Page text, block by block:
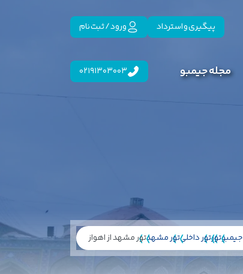
پیگیری و استرداد ورود / ثبت نام
مجله جیمبو 02191303003
جیمبوتورتور داخلیتور مشهدتور مشهد از اهواز